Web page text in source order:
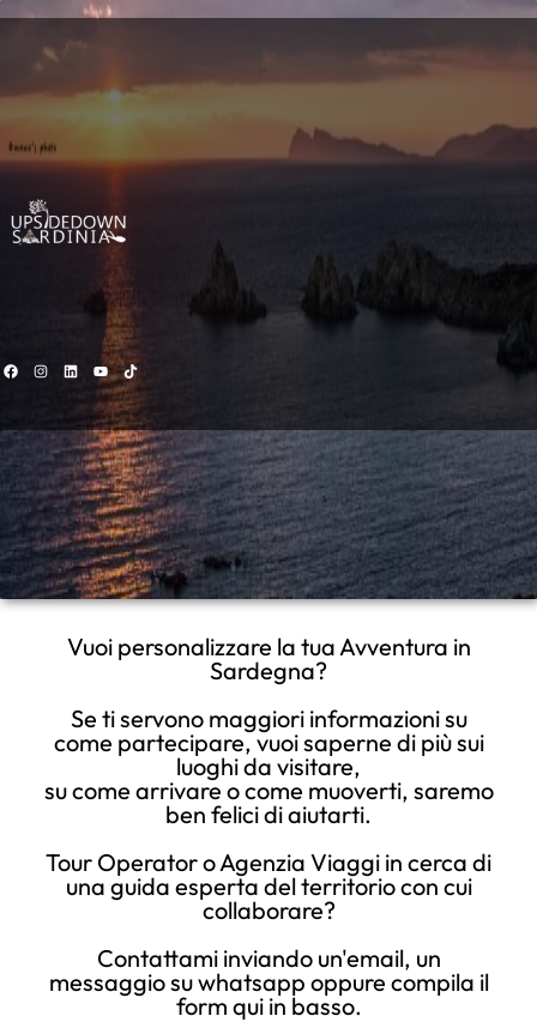
Vuoi personalizzare la tua Avventura in
Sardegna?
Se ti servono maggiori informazioni su
come partecipare, vuoi saperne di più sui
luoghi da visitare,
su come arrivare o come muoverti, saremo
ben felici di aiutarti.
Tour Operator o Agenzia Viaggi in cerca di
una guida esperta del territorio con cui
collaborare?
Contattami inviando un'email, un
messaggio su whatsapp oppure compila il
form qui in basso.